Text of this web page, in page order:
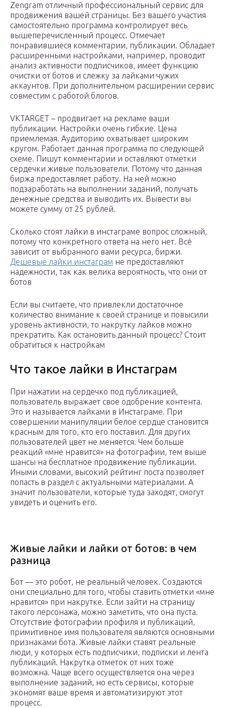
Zengram отличный профессиональный сервис для
продвижения вашей страницы. Без вашего участия
самостоятельно программа контролирует весь
вышеперечисленный процесс. Отмечает
понравившиеся комментарии, публикации. Обладает
расширенными настройками, например, проводит
анализ активности подписчиков, имеет функцию
очистки от ботов и слежку за лайками чужих
аккаунтов. При дополнительном расширении сервис
совместим с работой блогов.
VKTARGET – продвигает на рекламе ваши
публикации. Настройки очень гибкие. Цена
приемлемая. Аудиторию охватывает широким
кругом. Работает данная программа по следующей
схеме. Пишут комментарии и оставляют отметки
сердечки живые пользователи. Потому что данная
биржа предоставляет работу. На ней можно
подзаработать на выполнении заданий, получать
денежные средства и выводить их. Вывести вы
можете сумму от 25 рублей.
Сколько стоят лайки в инстаграме вопрос сложный,
потому что конкретного ответа на него нет. Всё
зависит от выбранного вами ресурса, биржи.
Дешевые лайки инстаграм не предоставляют
надежности, так как велика вероятность, что они от
ботов
Если вы считаете, что привлекли достаточное
количество внимание к своей странице и повысили
уровень активности, то накрутку лайков можно
прекратить. Как остановить данный процесс? Стоит
обратиться к настройкам
Что такое лайки в Инстаграм
При нажатии на сердечко под публикацией,
пользователь выражает свое одобрение контента.
Это и называется лайками в Инстаграме. При
совершении манипуляции белое сердце становится
красным для того, кто его поставил. Для других
пользователей цвет не меняется. Чем больше
реакций «мне нравится» на фотографии, тем выше
шансы на бесплатное продвижение публикации.
Иными словами, высокий рейтинг поста позволяет
попасть в раздел с актуальными материалами. А
значит пользователи, которые туда заходят, смогут
увидеть и оценить его.
Живые лайки и лайки от ботов: в чем
разница
Бот — это робот, не реальный человек. Создаются
они специально для того, чтобы ставить отметки «мне
нравится» при накрутке. Если зайти на страницу
такого персонажа, можно заметить, что она пуста.
Отсутствие фотографии профиля и публикаций,
примитивное имя пользователя являются основными
признаками бота. Живые лайки ставят реальные
люди, у которых есть подписчики, подписки и лента
публикаций. Накрутка отметок от них тоже
возможна. Чаще всего осуществляется она через
выполнение заданий, но есть сервисы, которые
экономят ваше время и автоматизируют этот
процесс.